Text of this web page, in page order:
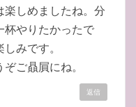
しめましたね。分
杯やりたかったで
みです。
ご贔屓にね。
返信